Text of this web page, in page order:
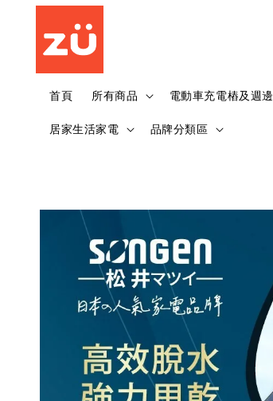
首頁 所有商品 電動車充電樁及週邊
居家生活家電 品牌分類區